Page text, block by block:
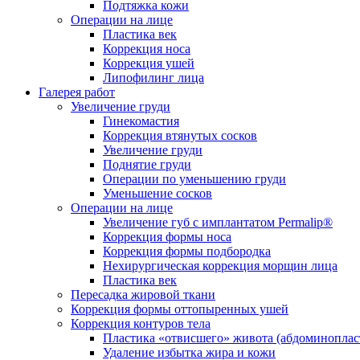
Подтяжка кожи
Операции на лице
Пластика век
Коррекция носа
Коррекция ушей
Липофилинг лица
Галерея работ
Увеличение груди
Гинекомастия
Коррекция втянутых сосков
Увеличение груди
Поднятие груди
Операции по уменьшению груди
Уменьшение сосков
Операции на лице
Увеличение губ с имплантатом Permalip®
Коррекция формы носа
Коррекция формы подбородка
Нехирургическая коррекция морщин лица
Пластика век
Пересадка жировой ткани
Коррекция формы оттопыренных ушей
Коррекция контуров тела
Пластика «отвисшего» живота
Удаление избытка жира и кожи